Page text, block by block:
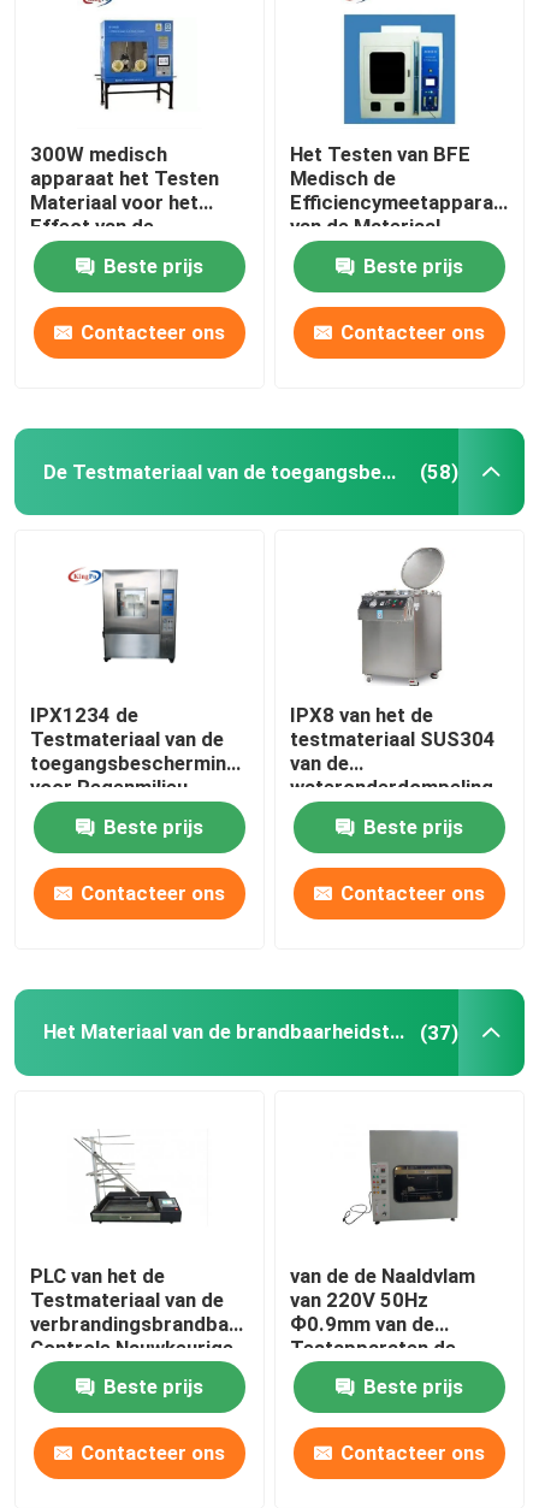
Producten
Fabrieksreis
Contacteer ons
Verzoek om een Citaat
CEI-Testmateriaal
Medisch het Testen Materiaal
De Testmateriaal van de toegangsbescherming
Het Materiaal van de brandbaarheidstest
Lithiumbatterij het Testen Materiaal
geleid licht het testen materiaal
De Sonde van de testvinger
milieutestkamers
300W medisch
apparaat het Testen
Materiaal voor het
Effect van de
Deeltjesbescherming
Beste prijs
Contacteer ons
Het Testen van BFE
Medisch de
Efficiencymeetapparaat
van de Materiaal
Bacterieel Filtratie
Beste prijs
Contacteer ons
De Testmateriaal van de toegangsbescherming (58)
IPX1234 de
Testmateriaal van de
toegangsbescherming
voor Regenmilieu
Beste prijs
Contacteer ons
IPX8 van het de
testmateriaal SUS304
van de
wateronderdompeling
het Roestvrije
staaltankBeste prijs
Contacteer ons
Het Materiaal van de brandbaarheidstest (37)
PLC van het de
Testmateriaal van de
verbrandingsbrandbaarheid
Controle Nauwkeurige
Timing
Beste prijs
Contacteer ons
van de de Naaldvlam
van 220V 50Hz
Ф0.9mm van de
Testapparaten de
Debietmeteraanpassing
Beste prijs
Contacteer ons